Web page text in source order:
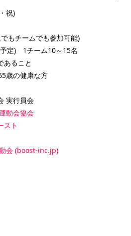
祝)
もチームでも参加可能)
定) 1チーム10～15名
あること
健康な方
実行員会
動会協会
スト
会 (boost-inc.jp)